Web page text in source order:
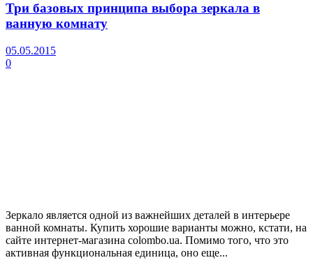
Три базовых принципа выбора зеркала в
ванную комнату
05.05.2015
0
Зеркало является одной из важнейших деталей в интерьере
ванной комнаты. Купить хорошие варианты можно, кстати, на
сайте интернет-магазина colombo.ua. Помимо того, что это
активная функциональная единица, оно еще...